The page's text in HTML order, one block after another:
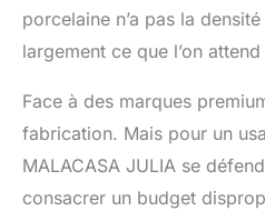
porcelaine n’a pas la
largement ce que l’on
Face à des marques
fabrication. Mais pour un
MALACASA JULIA se
consacrer un budget